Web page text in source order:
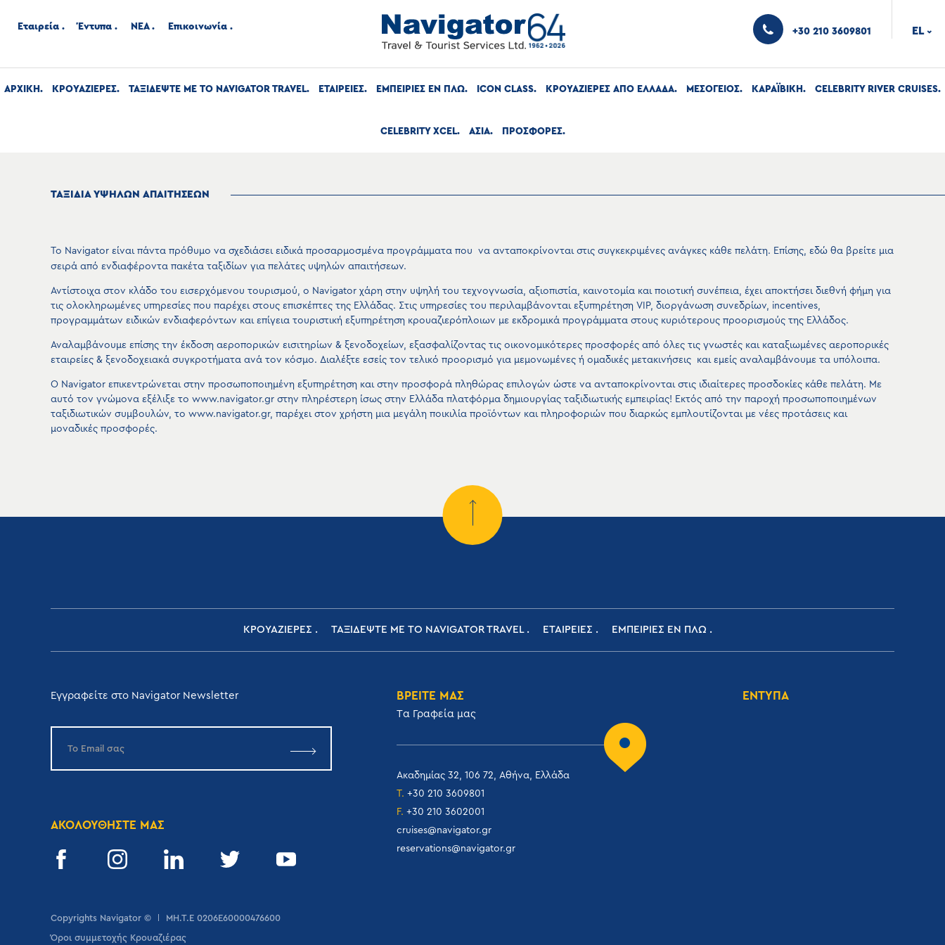
Εταιρεία Έντυπα ΝΕΑ Επικοινωνία +30 210 3609801 EL ›
ΑΡΧΙΚΉ ΚΡΟΥΑΖΙΕΡΕΣ ΤΑΞΙΔΕΨΤΕ ΜΕ ΤΟ NAVIGATOR TRAVEL ΕΤΑΙΡΕΙΕΣ ΕΜΠΕΙΡΙΕΣ ΕΝ ΠΛΩ ICON CLASS ΚΡΟΥΑΖΙΕΡΕΣ ΑΠΟ ΕΛΛΑΔΑ ΜΕΣΟΓΕΙΟΣ ΚΑΡΑΪΒΙΚΗ CELEBRITY RIVER CRUISES
CELEBRITY XCEL ΑΣΙΑ ΠΡΟΣΦΟΡΕΣ
ΤΑΞΙΔΙΑ ΥΨΗΛΩΝ ΑΠΑΙΤΗΣΕΩΝ
Το Navigator είναι πάντα πρόθυμο να σχεδιάσει ειδικά προσαρμοσμένα προγράμματα που να ανταποκρίνονται στις συγκεκριμένες ανάγκες κάθε πελάτη. Επίσης, εδώ θα βρείτε μια
σειρά από ενδιαφέροντα πακέτα ταξιδίων για πελάτες υψηλών απαιτήσεων.
Αντίστοιχα στον κλάδο του εισερχόμενου τουρισμού, ο Navigator χάρη στην υψηλή του τεχνογνωσία, αξιοπιστία, καινοτομία και ποιοτική συνέπεια, έχει αποκτήσει διεθνή φήμη για
τις ολοκληρωμένες υπηρεσίες που παρέχει στους επισκέπτες της Ελλάδας. Στις υπηρεσίες του περιλαμβάνονται εξυπηρέτηση VIP, διοργάνωση συνεδρίων, incentives,
προγραμμάτων ειδικών ενδιαφερόντων και επίγεια τουριστική εξυπηρέτηση κρουαζιερόπλοιων με εκδρομικά προγράμματα στους κυριότερους προορισμούς της Ελλάδος.
Αναλαμβάνουμε επίσης την έκδοση αεροπορικών εισιτηρίων & ξενοδοχείων, εξασφαλίζοντας τις οικονομικότερες προσφορές από όλες τις γνωστές και καταξιωμένες αεροπορικές
εταιρείες & ξενοδοχειακά συγκροτήματα ανά τον κόσμο. Διαλέξτε εσείς τον τελικό προορισμό για μεμονωμένες ή ομαδικές μετακινήσεις και εμείς αναλαμβάνουμε τα υπόλοιπα.
Ο Navigator επικεντρώνεται στην προσωποποιημένη εξυπηρέτηση και στην προσφορά πληθώρας επιλογών ώστε να ανταποκρίνονται στις ιδιαίτερες προσδοκίες κάθε πελάτη. Με
αυτό τον γνώμονα εξέλιξε το www.navigator.gr στην πληρέστερη ίσως στην Ελλάδα πλατφόρμα δημιουργίας ταξιδιωτικής εμπειρίας! Εκτός από την παροχή προσωποποιημένων
ταξιδιωτικών συμβουλών, το www.navigator.gr, παρέχει στον χρήστη μια μεγάλη ποικιλία προϊόντων και πληροφοριών που διαρκώς εμπλουτίζονται με νέες προτάσεις και
μοναδικές προσφορές.
ΚΡΟΥΑΖΙΕΡΕΣ ΤΑΞΙΔΕΨΤΕ ΜΕ ΤΟ NAVIGATOR TRAVEL ΕΤΑΙΡΕΙΕΣ ΕΜΠΕΙΡΙΕΣ ΕΝ ΠΛΩ
Εγγραφείτε στο Navigator Newsletter
ΑΚΟΛΟΥΘΗΣΤΕ ΜΑΣ
ΒΡΕΙΤΕ ΜΑΣ
Tα Γραφεία μας
Ακαδημίας 32, 106 72, Αθήνα, Ελλάδα
T. +30 210 3609801
F. +30 210 3602001
cruises@navigator.gr
reservations@navigator.gr
ΕΝΤΥΠΑ
Copyrights Navigator © ΜΗ.Τ.Ε 0206Ε60000476600
Όροι συμμετοχής Κρουαζιέρας